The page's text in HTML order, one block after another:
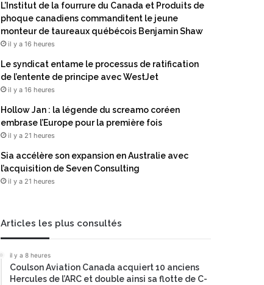
L’Institut de la fourrure du Canada et Produits de
phoque canadiens commanditent le jeune
monteur de taureaux québécois Benjamin Shaw
il y a 16 heures
Le syndicat entame le processus de ratification
de l’entente de principe avec WestJet
il y a 16 heures
Hollow Jan : la légende du screamo coréen
embrase l’Europe pour la première fois
il y a 21 heures
Sia accélère son expansion en Australie avec
l’acquisition de Seven Consulting
il y a 21 heures
Articles les plus consultés
il y a 8 heures
Coulson Aviation Canada acquiert 10 anciens
Hercules de l’ARC et double ainsi sa flotte de C-